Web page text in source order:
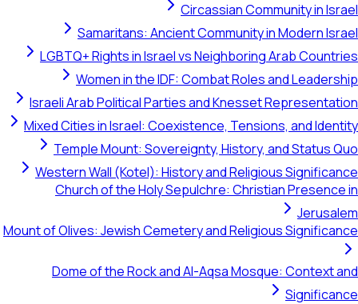
Circassian Community
Samaritans: Ancient Community in
LGBTQ+ Rights in Israel vs Neighboring Arab
Women in the IDF: Combat Roles and
Israeli Arab Political Parties and Knesset
Mixed Cities in Israel: Coexistence, Tensions, and
Temple Mount: Sovereignty, History, and
Western Wall (Kotel): History and Religious
Church of the Holy Sepulchre: Christian
Mount of Olives: Jewish Cemetery and Religious
Dome of the Rock and Al-Aqsa Mosque: